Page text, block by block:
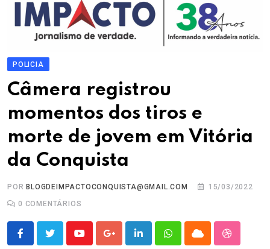
POLICIA
Câmera registrou
momentos dos tiros e
morte de jovem em Vitória
da Conquista
POR BLOGDEIMPACTOCONQUISTA@GMAIL.COM
15/03/2022
0 COMENTÁRIOS
YoutubeGoogle+LinkedInWhatsappCloud